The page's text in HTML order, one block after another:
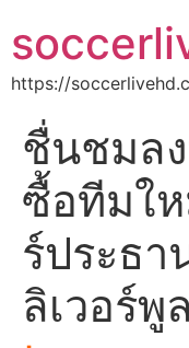
https://
ชื่นชมล
ซื้อทีมใ
ร์ประธา
ลิเวอร์พูล